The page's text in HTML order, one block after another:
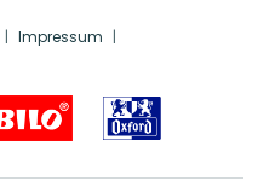
Impressum